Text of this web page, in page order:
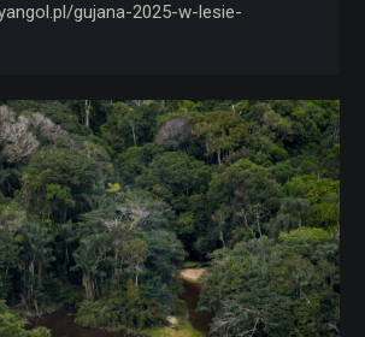
gujana-2025-w-lesie-